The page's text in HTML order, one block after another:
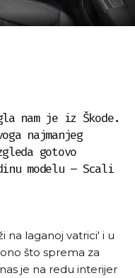
nam je iz Škode.
najmanjeg
gotovo
modelu – Scali
na laganoj vatrici' i u
što sprema za
je na redu interijer